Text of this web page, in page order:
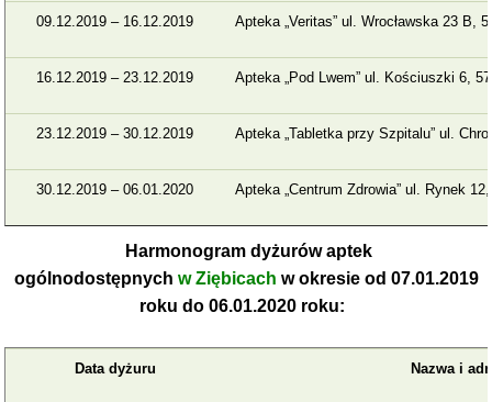
09.12.2019 – 16.12.2019 Apteka „Veritas” ul. Wrocławska 23 B,
16.12.2019 – 23.12.2019 Apteka „Pod Lwem” ul. Kościuszki 6,
23.12.2019 – 30.12.2019 Apteka „Tabletka przy Szpitalu” ul.
30.12.2019 – 06.01.2020 Apteka „Centrum Zdrowia” ul. Rynek
Harmonogram dyżurów aptek
ogólnodostępnych w Ziębicach w okresie od 07.01.2019
roku do 06.01.2020 roku:
Data dyżuru Nazwa i